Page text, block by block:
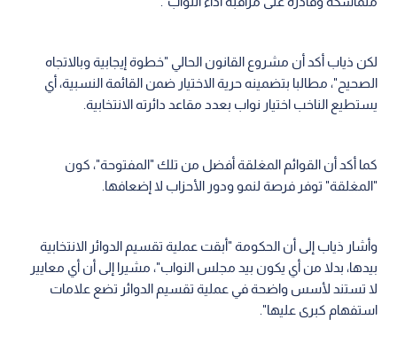
لكن ذياب أكد أن مشروع القانون الحالي "خطوة إيجابية وبالاتجاه
الصحيح"، مطالبا بتضمينه حرية الاختيار ضمن القائمة النسبية، أي
يستطيع الناخب اختيار نواب بعدد مقاعد دائرته الانتخابية.
كما أكد أن القوائم المغلقة أفضل من تلك "المفتوحة"، كون
"المغلقة" توفر فرصة لنمو ودور الأحزاب لا إضعافها.
وأشار ذياب إلى أن الحكومة "أبقت عملية تقسيم الدوائر الانتخابية
بيدها، بدلا من أي يكون بيد مجلس النواب"، مشيرا إلى أن أي معايير
لا تستند لأسس واضحة في عملية تقسيم الدوائر تضع علامات
استفهام كبرى عليها".